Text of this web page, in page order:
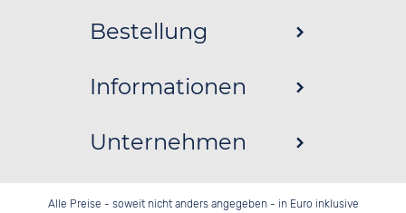
Bestellung
Informationen
Unternehmen
Alle Preise - soweit nicht anders angegeben - in Euro inklusive